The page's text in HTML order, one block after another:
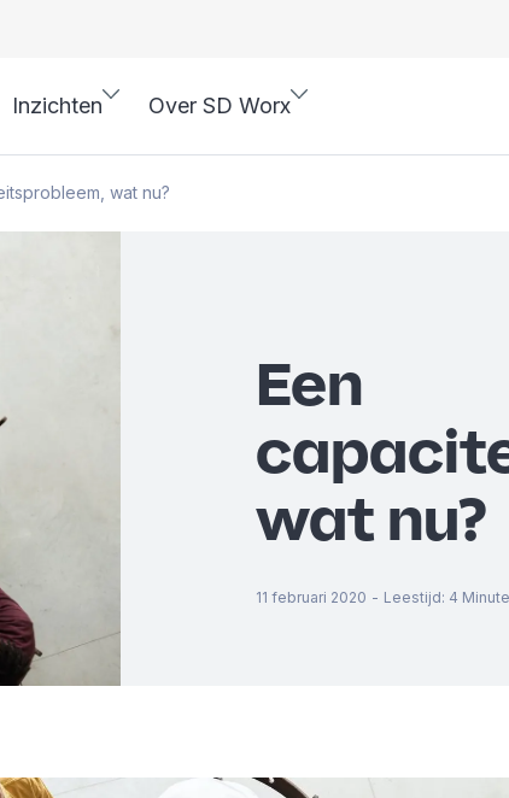
Inzichten Over SD Worx
wat nu?
Een
wat nu?
11 februari 2020 - Leestijd: 4